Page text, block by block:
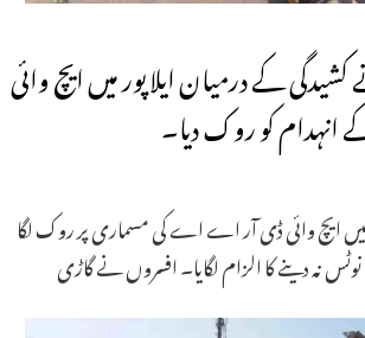
کشیدگی کے درمیان ایلا پور میں ایچ وائی
کو روک دیا۔
میں ایچ وائی ڈی آر اے اے کی مسماری پر روک لگا
نہ دینے کا الزام لگایا۔ افسروں نے گاڑی